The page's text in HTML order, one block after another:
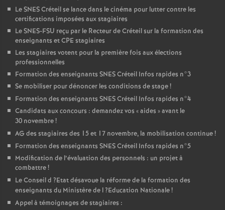
LeSNESCréteil se lance dans le cinéma pour lutter contre les
certifications imposées aux stagiaires
LeSNES-FSU reçu par le Recteur de Créteil sur la formation des
enseignants etCPE stagiaires
Les stagiaires votent pour la première fois aux élections
professionnelles
Formation des enseignants SNESCréteil Infos rapides n°3
Se mobiliser pour dénoncer les conditions de stage!
Formation des enseignants SNESCréteil Infos rapides n°4
Candidats aux concours : demandez vos «aides » avant le
30 novembre!
AG des stagiaires des 15 et 17 novembre, la mobilisation continue!
Formation des enseignants SNESCréteil Infos rapides n°5
Modification de l’évaluation des personnels : un projet à
combattre!
Le Conseil d ?Etat désavoue la réforme de la formation des
enseignants du Ministère de l?Education Nationale!
Appel à témoignages de stagiaires :